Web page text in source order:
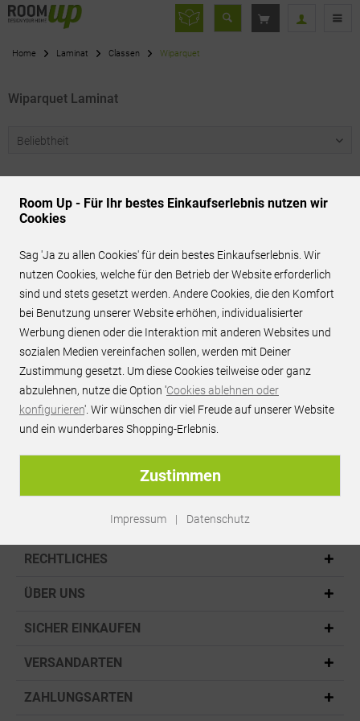
Home Laminat Classen Wiparquet
Wiparquet Laminat
Servicenummer
06151 - 7808880
Versandkostenfrei*
bei vielen Produkten
SSL,PayPal
RECHTLICHES
ÜBER UNS
SICHER EINKAUFEN
VERSANDARTEN
ZAHLUNGSARTEN
Room Up - Für Ihr bestes Einkaufserlebnis nutzen wir
Cookies
Sag 'Ja zu allen Cookies' für dein bestes Einkaufserlebnis. Wir
nutzen Cookies, welche für den Betrieb der Website erforderlich
sind und stets gesetzt werden. Andere Cookies, die den Komfort
bei Benutzung unserer Website erhöhen, individualisierter
Werbung dienen oder die Interaktion mit anderen Websites und
sozialen Medien vereinfachen sollen, werden mit Deiner
Zustimmung gesetzt. Um diese Cookies teilweise oder ganz
abzulehnen, nutze die Option 'Cookies ablehnen oder
konfigurieren'. Wir wünschen dir viel Freude auf unserer Website
und ein wunderbares Shopping-Erlebnis.
Zustimmen
Impressum | Datenschutz